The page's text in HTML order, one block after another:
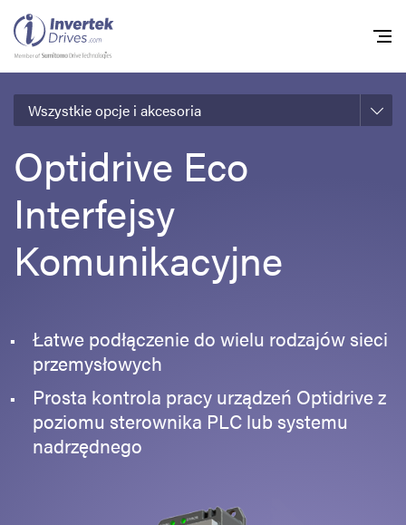
Wszystkie opcje i akcesoria
Optidrive Eco
Interfejsy
Komunikacyjne
Łatwe podłączenie do wielu rodzajów sieci
przemysłowych
Prosta kontrola pracy urządzeń Optidrive z
poziomu sterownika PLC lub systemu
nadrzędnego
Home
Nowości
O nas
Kontakt
Polityka prywatności